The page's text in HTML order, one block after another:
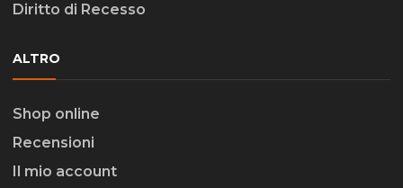
Diritto di Recesso
ALTRO
Shop online
Recensioni
Il mio account